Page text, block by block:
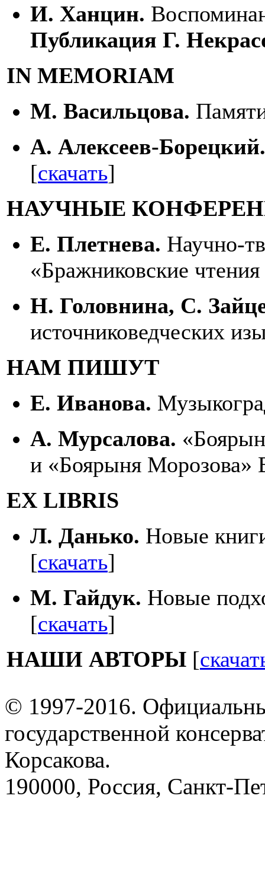
И. Ханцин.
Публикация Г.
IN MEMORIAM
М. Васильцова.
А. Алексеев-
[скачать]
НАУЧНЫЕ
Е. Плетнева. Научно-
«Бражниковские
Н. Головнина, С.
источниковедческих
НАМ ПИШУТ
Е. Иванова.
А. Мурсалова.
и «Боярыня Морозова»
EX LIBRIS
Л. Данько. Новые
[скачать]
М. Гайдук. Новые
[скачать]
НАШИ АВТОРЫ [
© 1997-2016.
государственной
Корсакова.
190000, Россия, Санкт-